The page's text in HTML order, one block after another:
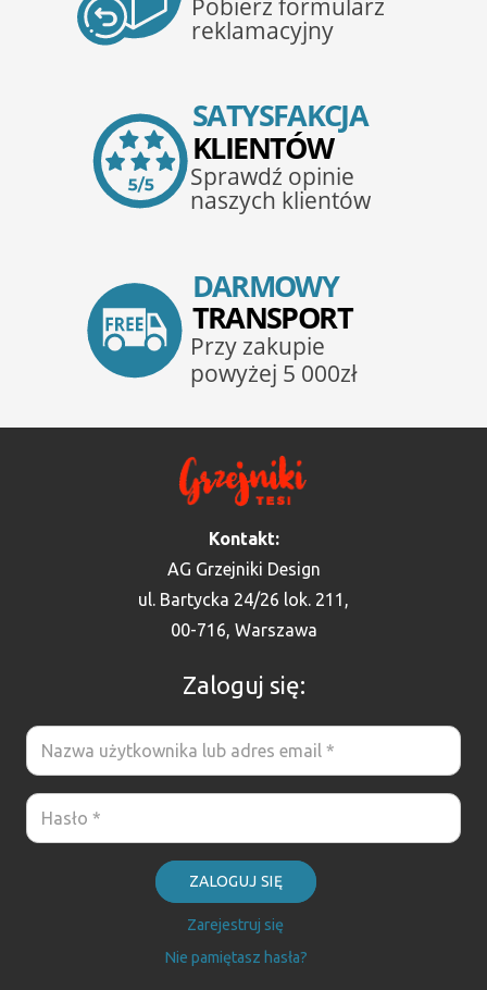
Kontakt:
AG Grzejniki Design
ul. Bartycka 24/26 lok. 211,
00-716, Warszawa
Zaloguj się:
ZALOGUJ SIĘ
Zarejestruj się
Nie pamiętasz hasła?